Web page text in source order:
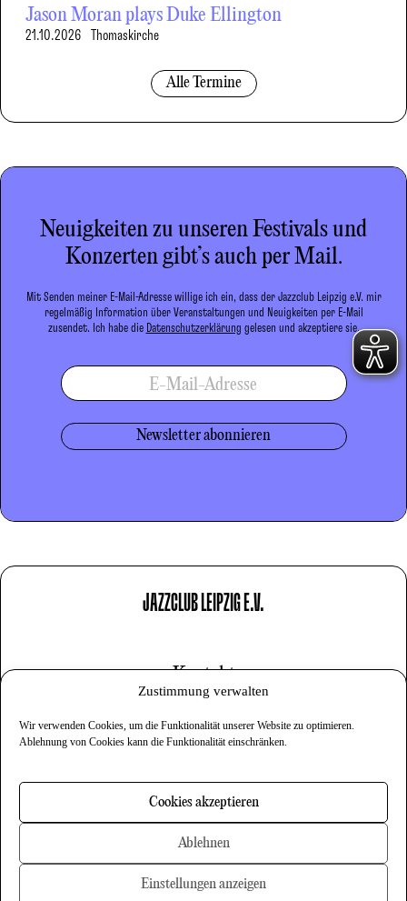
Zustimmung verwalten
Wir verwenden Cookies, um die Funktionalität unserer Website zu optimieren.
Ablehnung von Cookies kann die Funktionalität einschränken.
Cookies akzeptieren
Ablehnen
Einstellungen anzeigen
Jason Moran plays Duke Ellington
21.10.2026 Thomaskirche
Alle Termine
Neuigkeiten zu unseren Festivals und
Konzerten gibt’s auch per Mail.
Mit Senden meiner E-Mail-Adresse willige ich ein, dass der Jazzclub Leipzig e.V. mir
regelmäßig Information über Veranstaltungen und Neuigkeiten per E-Mail
zusendet. Ich habe die Datenschutzerklärung gelesen und akzeptiere sie.
E-Mail-Adresse
JAZZCLUB LEIPZIG E.V.
Kontakt
Datenschutz
Newsletter